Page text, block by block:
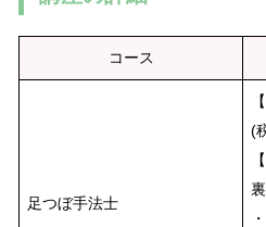
コース
足つぼ手法士
(